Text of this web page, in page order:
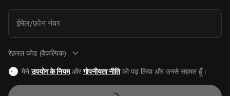
ईमेल/फ़ोन नंबर
रेफ़रल कोड (वैकल्पिक)
मैनेउपयोग के नियमऔरगोपनीयता नीतिको पढ़ लिया और उनसे सहमत हूँ।